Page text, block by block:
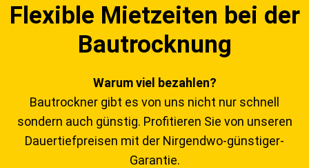
Flexible Mietzeiten bei der
Bautrocknung
Warum viel bezahlen?
Bautrockner gibt es von uns nicht nur schnell
sondern auch günstig. Profitieren Sie von unseren
Dauertiefpreisen mit der Nirgendwo-günstiger-
Garantie.